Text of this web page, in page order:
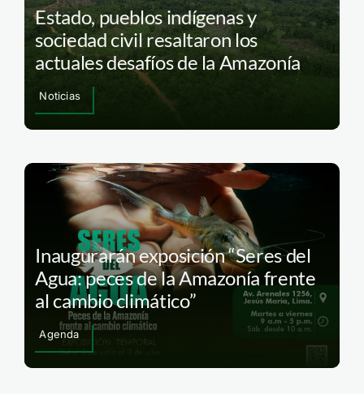
Estado, pueblos indígenas y
sociedad civil resaltaron los
actuales desafíos de la Amazonía
Noticias
Inaugurarán exposición “Seres del
Agua: peces de la Amazonía frente
al cambio climático”
Agenda